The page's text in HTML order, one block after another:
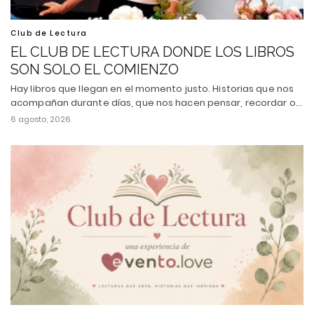
Club de Lectura
EL CLUB DE LECTURA DONDE LOS LIBROS
SON SOLO EL COMIENZO
Hay libros que llegan en el momento justo. Historias que nos
acompañan durante días, que nos hacen pensar, recordar o…
6 agosto, 2026